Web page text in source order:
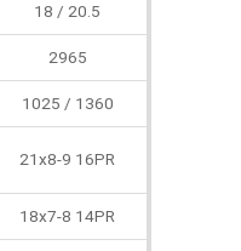
18 / 20.5
2965
1025 / 1360
21x8-9 16PR
18x7-8 14PR